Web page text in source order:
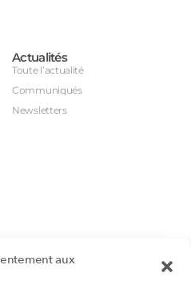
aux
Actualités
Toute l’actualité
Communiqués
Newsletters